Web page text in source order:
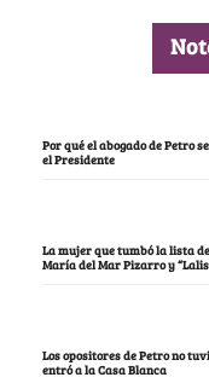
Por qué el abogado de Petro
el Presidente
La mujer que tumbó la lista
María del Mar Pizarro y “Lalis
Los opositores de Petro no
entró a la Casa Blanca